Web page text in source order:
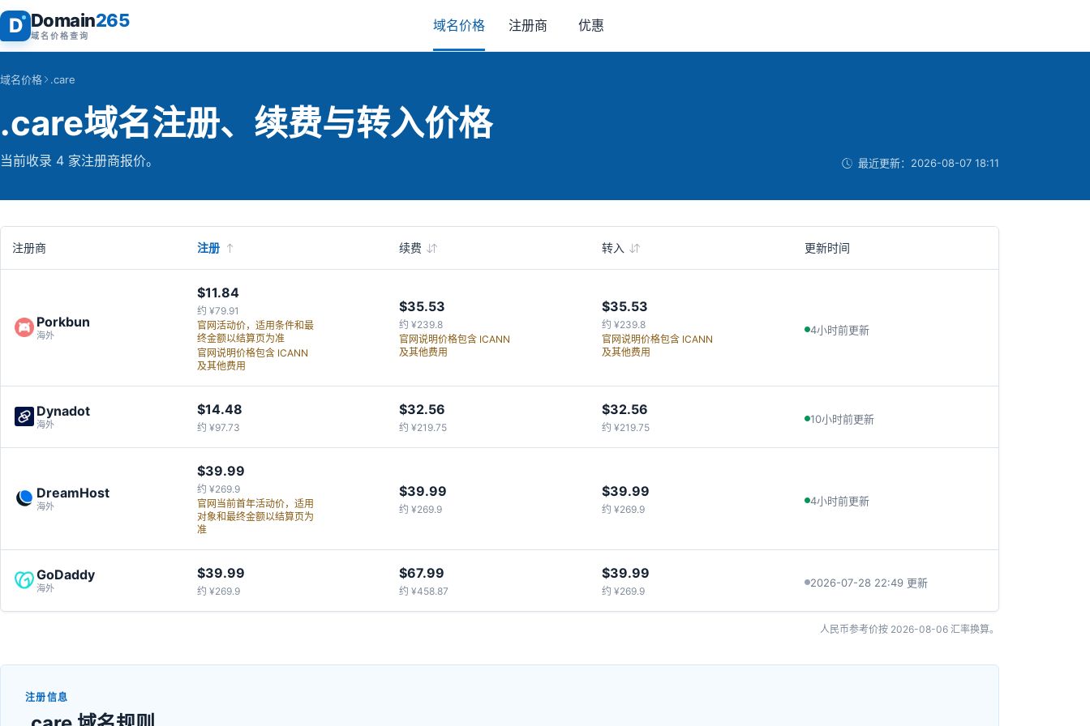
D Domain265
域名价格查询
域名价格 注册商 优惠
域名价格 .care
.care域名注册、续费与转入价格
当前收录 4 家注册商报价。 最近更新： 2026-08-07 18:11
注册商 注册 续费 转入 更新时间
Porkbun
海外
$11.84
约 ¥79.91
官网活动价，适用条件和最
终金额以结算页为准
官网说明价格包含 ICANN
及其他费用
$35.53
约 ¥239.8
官网说明价格包含 ICANN
及其他费用
$35.53
约 ¥239.8
官网说明价格包含 ICANN
及其他费用
4小时前更新
Dynadot
海外
$14.48
约 ¥97.73
$32.56
约 ¥219.75
$32.56
约 ¥219.75
10小时前更新
DreamHost
海外
$39.99
约 ¥269.9
官网当前首年活动价，适用
对象和最终金额以结算页为
准
$39.99
约 ¥269.9
$39.99
约 ¥269.9
4小时前更新
GoDaddy
海外
$39.99
约 ¥269.9
$67.99
约 ¥458.87
$39.99
约 ¥269.9
2026-07-28 22:49 更新
人民币参考价按 2026-08-06 汇率换算。
注册信息